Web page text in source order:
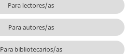
Para lectores/as
Para autores/as
Para bibliotecarios/as